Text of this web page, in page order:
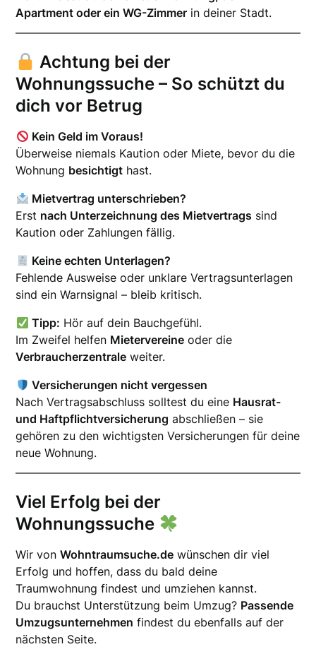
Apartment oder ein WG-Zimmer in deiner Stadt.
Achtung bei der
Wohnungssuche – So schützt du
dich vor Betrug
Kein Geld im Voraus!
Überweise niemals Kaution oder Miete, bevor du die
Wohnung besichtigt hast.
Mietvertrag unterschrieben?
Erst nach Unterzeichnung des Mietvertrags sind
Kaution oder Zahlungen fällig.
Keine echten Unterlagen?
Fehlende Ausweise oder unklare Vertragsunterlagen
sind ein Warnsignal – bleib kritisch.
Tipp: Hör auf dein Bauchgefühl.
Im Zweifel helfen Mietervereine oder die
Verbraucherzentrale weiter.
Versicherungen nicht vergessen
Nach Vertragsabschluss solltest du eine Hausrat-
und Haftpflichtversicherung abschließen – sie
gehören zu den wichtigsten Versicherungen für deine
neue Wohnung.
Viel Erfolg bei der
Wohnungssuche
Wir vonWohntraumsuche.de wünschen dir viel
Erfolg und hoffen, dass du bald deine
Traumwohnung findest und umziehen kannst.
Du brauchst Unterstützung beim Umzug? Passende
Umzugsunternehmen findest du ebenfalls auf der
nächsten Seite.